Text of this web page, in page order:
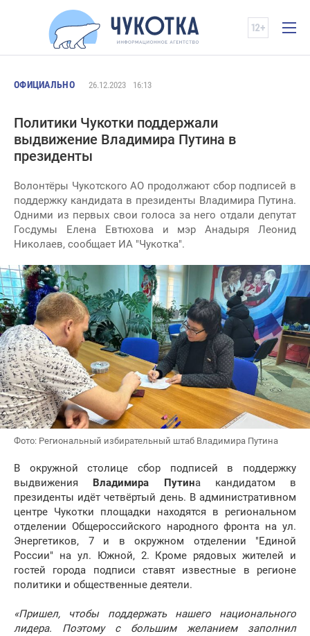
ОФИЦИАЛЬНО 26.12.2023 16:13
Политики Чукотки поддержали
выдвижение Владимира Путина в
президенты
Волонтёры Чукотского АО продолжают сбор подписей в
поддержку кандидата в президенты Владимира Путина.
Одними из первых свои голоса за него отдали депутат
Госдумы Елена Евтюхова и мэр Анадыря Леонид
Николаев, сообщает ИА "Чукотка".
Фото: Региональный избирательный штаб Владимира Путина
В окружной столице сбор подписей в поддержку
выдвижения
Владимира Путина кандидатом в
президенты идёт четвёртый день. В административном
центре Чукотки площадки находятся в региональном
отделении Общероссийского народного фронта на ул.
Энергетиков, 7 и в окружном отделении "Единой
России" на ул. Южной, 2. Кроме рядовых жителей и
гостей города подписи ставят известные в регионе
политики и общественные деятели.
«Пришел, чтобы поддержать нашего национального
лидера. Поэтому с большим желанием заполнил